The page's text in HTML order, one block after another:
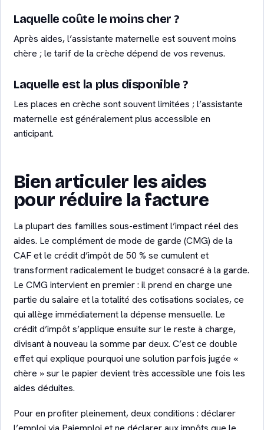
Laquelle coûte le moins cher ?
Après aides, l’assistante maternelle est souvent moins
chère ; le tarif de la crèche dépend de vos revenus.
Laquelle est la plus disponible ?
Les places en crèche sont souvent limitées ; l’assistante
maternelle est généralement plus accessible en
anticipant.
Bien articuler les aides
pour réduire la facture
La plupart des familles sous-estiment l’impact réel des
aides. Le complément de mode de garde (CMG) de la
CAF et le crédit d’impôt de 50 % se cumulent et
transforment radicalement le budget consacré à la garde.
Le CMG intervient en premier : il prend en charge une
partie du salaire et la totalité des cotisations sociales, ce
qui allège immédiatement la dépense mensuelle. Le
crédit d’impôt s’applique ensuite sur le reste à charge,
divisant à nouveau la somme par deux. C’est ce double
effet qui explique pourquoi une solution parfois jugée «
chère » sur le papier devient très accessible une fois les
aides déduites.
Pour en profiter pleinement, deux conditions : déclarer